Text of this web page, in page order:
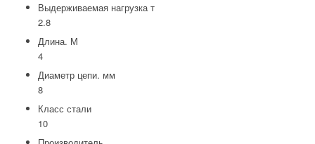
Выдерживаемая нагрузка т
2.8
Длина. М
4
Диаметр цепи. мм
8
Класс стали
10